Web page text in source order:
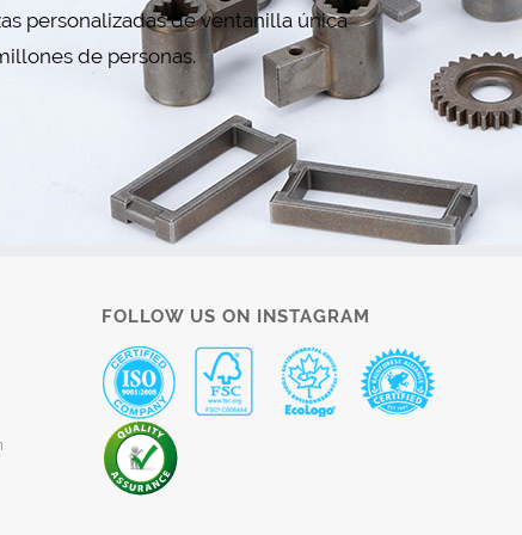
personalizadas de ventanilla única
de personas.
FOLLOW US ON INSTAGRAM